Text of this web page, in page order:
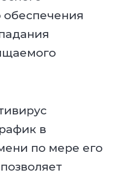
в
по мере его